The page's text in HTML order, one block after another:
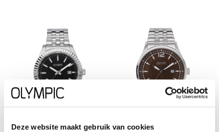
Deze website maakt gebruik van cookies